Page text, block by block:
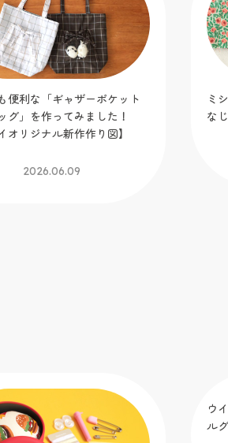
便利な「ギャザーポケット
グ」を作ってみました！
オリジナル新作作り図】
2026.06.09
ミ
な